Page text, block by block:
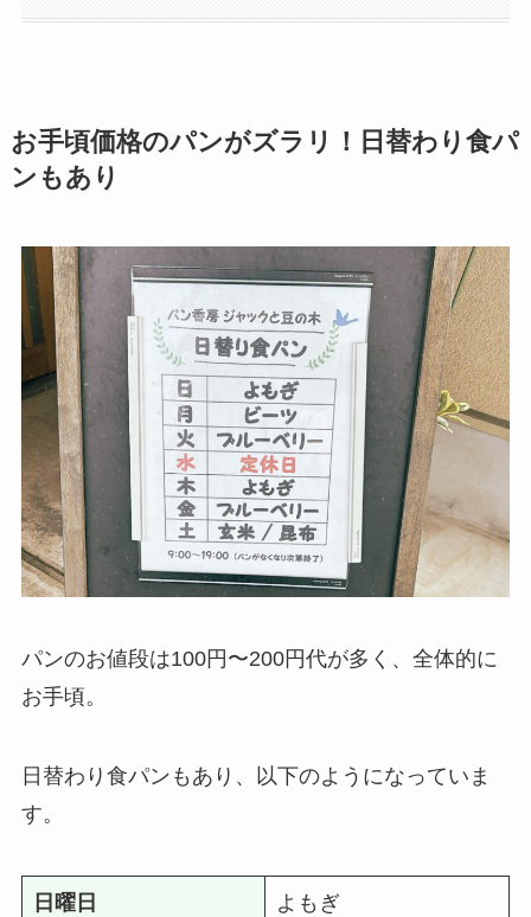
お手頃価格のパンがズラリ！日替わり食パ
ンもあり
パンのお値段は100円〜200円代が多く、全体的に
お手頃。
日替わり食パンもあり、以下のようになっていま
す。
日曜日 よもぎ